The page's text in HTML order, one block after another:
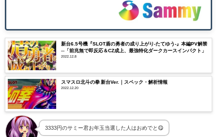
新台6.5号機『SLOT盾の勇者の成り上がり-たてゆう-』本編PV解禁
─「前兆無で即反応＆CZ成上、最強特化ダークカースインパクト」
2022.12.8
スマスロ北斗の拳 新台Ver.｜スペック・解析情報
2022.12.20
3333円のサミー君お年玉当選した人はおめでと😋